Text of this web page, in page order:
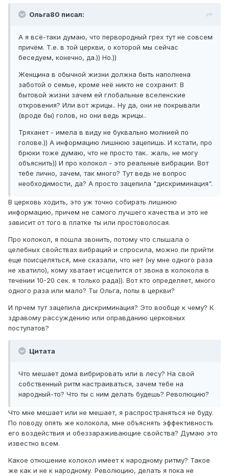
Ольга80 писал:
А я всё-таки думаю, что первородный грех тут не совсем
причём. Т.е. в той церкви, о которой мы сейчас
беседуем, конечно, да.)) Но.))
Женщина в обычной жизни должна быть наполнена
заботой о семье, кроме неё никто не сохранит. В
бытовой жизни зачем ей глобальные вселенские
откровения? Или вот жрицы.. Ну да, они не покрывали
(вроде бы) голов, но они ведь жрицы..
Тряханет - имела в виду не буквально молнией по
голове.)) А информацию лишнюю зацепишь. И кстати, про
брюки тоже думаю, что не просто так.. жаль, не могу
объяснить)) И про колокол - это реальные вибрации. Вот
тебе лично, зачем, так много? Тут ведь не вопрос
необходимости, да? А просто зацепила "дискриминация".
В церковь ходить, это уж точно собирать лишнюю
информацию, причем не самого лучшего качества и это не
зависит от того в платке ты или простоволосая.
Про колокол, я пошла звонить, потому что слышала о
целебных свойствах вибраций и спросила, можно ли прийти
еще поисцеляться, мне сказали, что нет (ну мне одного раза
не хватило), кому хватает исцелится от звона в колокола в
течении 10-20 сек. я только рада)). Вот кто определяет, много
одного раза или мало? Ты Ольга, попы в церкви?
И прчем тут зацепила дискриминация? Это вообще к чему? К
здравому рассуждению или оправданию церковных
постулатов?
Цитата
Что мешает дома вибрировать или в лесу? На свой
собственный ритм настраиваться, зачем тебе на
народный-то? Что ты с ним делать будешь? Революцию?
Что мне мешает или не мешает, я распространяться не буду.
По поводу опять же колокола, мне объяснять эффективность
его воздействия и обеззараживающие свойства? Думаю это
известно всем.
Какое отношение колокол имеет к народному ритму? Такое
же как и не к народному. Революцию, делать я пока не